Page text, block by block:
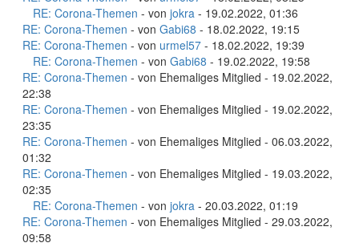
RE: Corona-Themen - von jokra - 19.02.2022, 01:36
RE: Corona-Themen - von Gabi68 - 18.02.2022, 19:15
RE: Corona-Themen - von urmel57 - 18.02.2022, 19:39
RE: Corona-Themen - von Gabi68 - 19.02.2022, 19:58
RE: Corona-Themen - von Ehemaliges Mitglied - 19.02.2022,
22:38
RE: Corona-Themen - von Ehemaliges Mitglied - 19.02.2022,
23:35
RE: Corona-Themen - von Ehemaliges Mitglied - 06.03.2022,
01:32
RE: Corona-Themen - von Ehemaliges Mitglied - 19.03.2022,
02:35
RE: Corona-Themen - von jokra - 20.03.2022, 01:19
RE: Corona-Themen - von Ehemaliges Mitglied - 29.03.2022,
09:58